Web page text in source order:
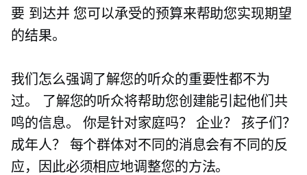
要 到达并 您可以承受的预算来帮助您实现期望
的结果。
我们怎么强调了解您的听众的重要性都不为
过。 了解您的听众将帮助您创建能引起他们共
鸣的信息。 你是针对家庭吗？ 企业？ 孩子们？
成年人？ 每个群体对不同的消息会有不同的反
应，因此必须相应地调整您的方法。